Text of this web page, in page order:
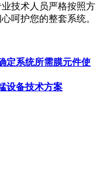
技术人员严格按照方
呵护您的整套系统。
定系统所需膜元件使
设备技术方案